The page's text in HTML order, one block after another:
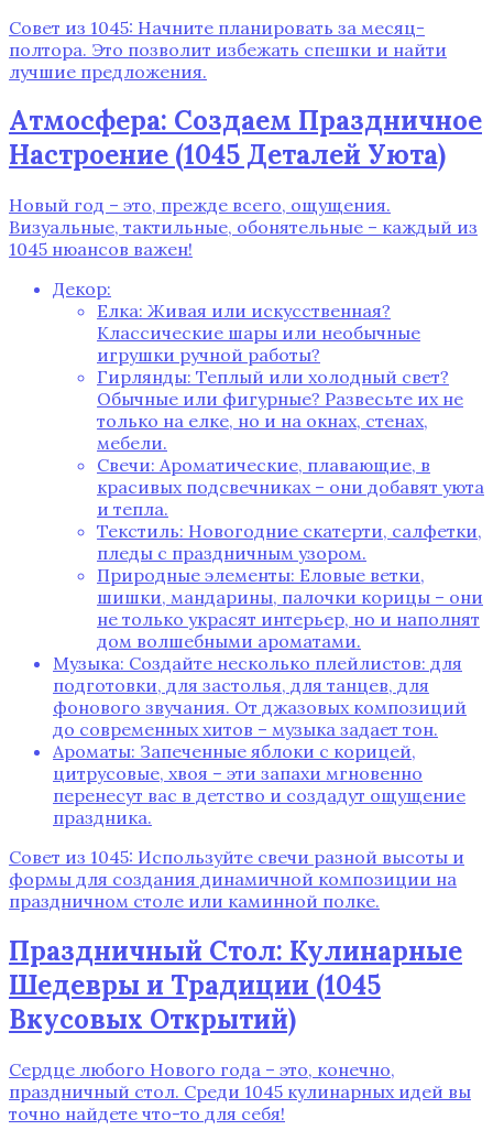
Совет из 1045: Начните планировать за месяц-
полтора. Это позволит избежать спешки и найти
лучшие предложения.
Атмосфера: Создаем Праздничное
Настроение (1045 Деталей Уюта)
Новый год – это, прежде всего, ощущения.
Визуальные, тактильные, обонятельные – каждый из
1045 нюансов важен!
Декор:
Елка: Живая или искусственная?
Классические шары или необычные
игрушки ручной работы?
Гирлянды: Теплый или холодный свет?
Обычные или фигурные? Развесьте их не
только на елке, но и на окнах, стенах,
мебели.
Свечи: Ароматические, плавающие, в
красивых подсвечниках – они добавят уюта
и тепла.
Текстиль: Новогодние скатерти, салфетки,
пледы с праздничным узором.
Природные элементы: Еловые ветки,
шишки, мандарины, палочки корицы – они
не только украсят интерьер, но и наполнят
дом волшебными ароматами.
Музыка: Создайте несколько плейлистов: для
подготовки, для застолья, для танцев, для
фонового звучания. От джазовых композиций
до современных хитов – музыка задает тон.
Ароматы: Запеченные яблоки с корицей,
цитрусовые, хвоя – эти запахи мгновенно
перенесут вас в детство и создадут ощущение
праздника.
Совет из 1045: Используйте свечи разной высоты и
формы для создания динамичной композиции на
праздничном столе или каминной полке.
Праздничный Стол: Кулинарные
Шедевры и Традиции (1045
Вкусовых Открытий)
Сердце любого Нового года – это, конечно,
праздничный стол. Среди 1045 кулинарных идей вы
точно найдете что-то для себя!